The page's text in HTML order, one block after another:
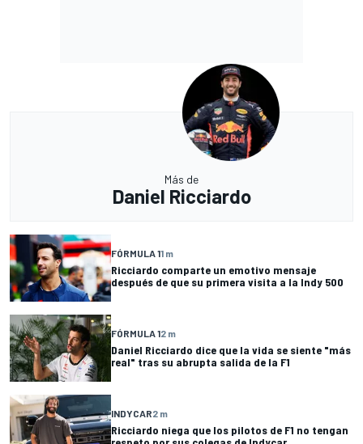
Más de
Daniel Ricciardo
FÓRMULA 11 m
Ricciardo comparte un emotivo mensaje
después de que su primera visita a la Indy 500
FÓRMULA 12 m
Daniel Ricciardo dice que la vida se siente "más
real" tras su abrupta salida de la F1
INDYCAR2 m
Ricciardo niega que los pilotos de F1 no tengan